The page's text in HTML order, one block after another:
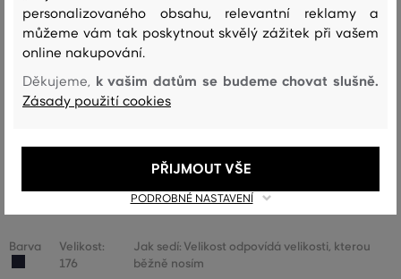
Velikost je o hodně menší, než
nosím
0
Velikost je o něco menší, než nosím
Velikost odpovídá velikosti, kterou
běžně nosím
Velikost je o hodně větší, než
Barva
Velikost:
176
Jak sedí: Velikost odpovídá velikosti, kterou
běžně nosím
personalizovaného obsahu, relevantní reklamy a
můžeme vám tak poskytnout skvělý zážitek při vašem
online nakupování.
Děkujeme, k vašim datům se budeme chovat slušně.
Zásady použití cookies
PODROBNÉ NASTAVENÍ
PŘIJMOUT VŠE